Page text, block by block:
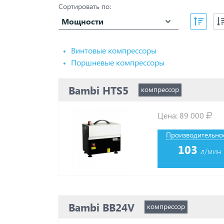
Chicago Pneumatic
Comprag
CrossAir
Dali
Doosan
ET-Compressors
Fiac
Fini
Fubag
GMP
Ingersoll Rand
Сортировать по:
Мощности
Винтовые компрессоры
Поршневые компрессоры
Bambi HTS5 компрессор
Цена: 89 000
103 л/мин
Bambi BB24V компрессор